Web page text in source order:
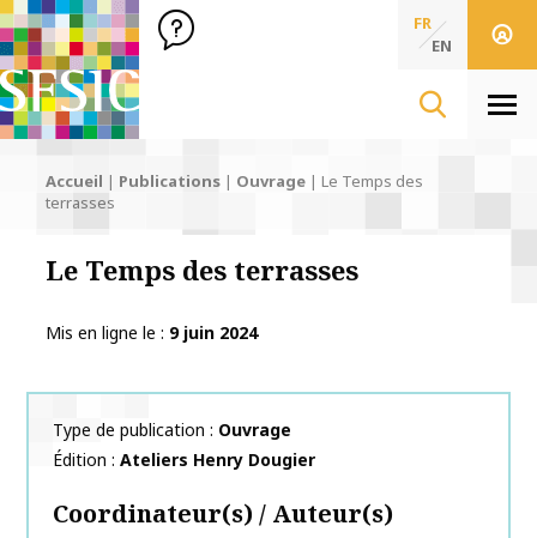
SFSIC Société Française des Sciences de l'Information & de
Société Française des Sciences
de l'Information
FR
EN
Accueil | Publications | Ouvrage | Le Temps des
terrasses
Le Temps des terrasses
Mis en ligne le 9 juin 2024
Type de publication
Ouvrage
Édition
Ateliers Henry Dougier
Coordinateur(s) / Auteur(s)